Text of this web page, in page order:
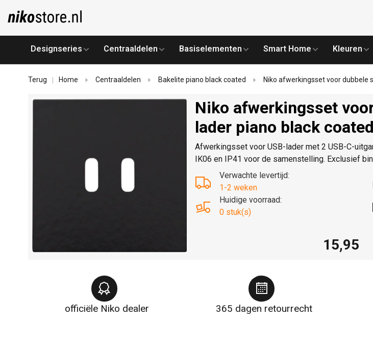
Designseries Centraaldelen Basiselementen Smart Home Kleuren
Terug Home Centraaldelen Bakelite piano black coated Niko afwerkingsset voor dubbele
Niko afwerkingsset
lader piano black
Afwerkingsset voor USB-lader met 2 USB-C-
IK06 en IP41 voor de samenstelling. Exclusief
Verwachte levertijd:
1-2 weken
Huidige voorraad:
0 stuk(s)
15,95
officiële Niko dealer 365 dagen retourrecht